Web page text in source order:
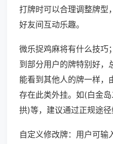
打牌时可以合理调整牌型
好友间互动乐趣。
微乐捉鸡麻将有什么技巧
到部分用户的牌特别好，
能看到其他人的牌一样，
存在此类外挂。如(白金
拱)等，建议通过正规途径
自定义修改牌：用户可输